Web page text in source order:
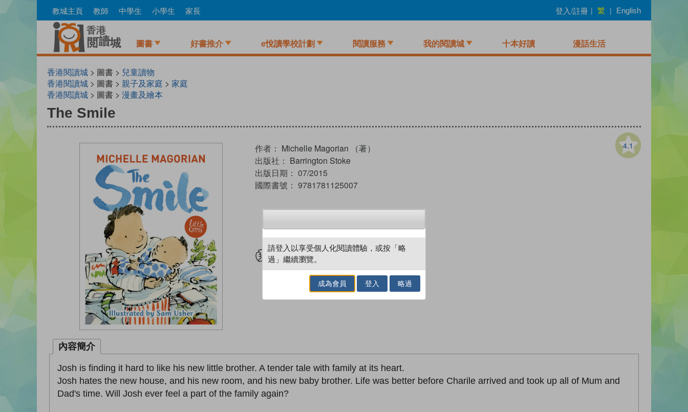
to
教城主頁 教師 中學生 小學生 家長 登入/註冊 | 繁 | English
圖書 好書推介 e悅讀學校計劃 閱讀服務 我的閱讀城 十本好讀 漫話生活
香港閱讀城 > 圖書 > 兒童讀物
香港閱讀城 > 圖書 > 親子及家庭 > 家庭
香港閱讀城 > 圖書 > 漫畫及繪本
The Smile
4.1
作者： Michelle Magorian （著）
出版社： Barrington Stoke
出版日期： 07/2015
國際書號： 9781781125007
試閲 加入閱讀紀錄
內容簡介
Josh is finding it hard to like his new little brother. A tender tale with family at its heart.
Josh hates the new house, and his new room, and his new baby brother. Life was better before Charile arrived and took up all of Mum and
Dad's time. Will Josh ever feel a part of the family again?
請登入以享受個人化閱讀體驗，或按「略
過」繼續瀏覽。
成為會員 登入 略過